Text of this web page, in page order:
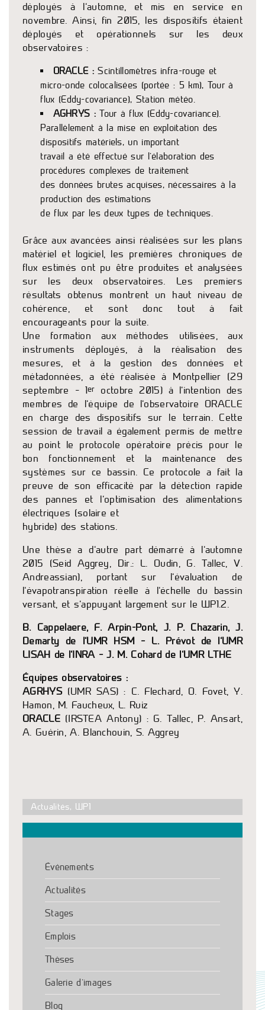
déployés à l’automne, et mis en service en
novembre. Ainsi, fin 2015, les dispositifs étaient
déployés et opérationnels sur les deux
observatoires :
ORACLE : Scintillomètres infra-rouge et
micro-onde colocalisées (portée : 5 km), Tour à
flux (Eddy-covariance), Station météo.
AGHRYS : Tour à flux (Eddy-covariance).
Parallèlement à la mise en exploitation des
dispositifs matériels, un important
travail a été effectué sur l’élaboration des
procédures complexes de traitement
des données brutes acquises, nécessaires à la
production des estimations
de flux par les deux types de techniques.
Grâce aux avancées ainsi réalisées sur les plans
matériel et logiciel, les premières chroniques de
flux estimés ont pu être produites et analysées
sur les deux observatoires. Les premiers
résultats obtenus montrent un haut niveau de
cohérence, et sont donc tout à fait
encourageants pour la suite.
Une formation aux méthodes utilisées, aux
instruments déployés, à la réalisation des
mesures, et à la gestion des données et
métadonnées, a été réalisée à Montpellier (29
septembre – 1er
octobre 2015) à l’intention des
membres de l’équipe de l’observatoire ORACLE
en charge des dispositifs sur le terrain. Cette
session de travail a également permis de mettre
au point le protocole opératoire précis pour le
bon fonctionnement et la maintenance des
systèmes sur ce bassin. Ce protocole a fait la
preuve de son efficacité par la détection rapide
des pannes et l’optimisation des alimentations
électriques (solaire et
hybride) des stations.
Une thèse a d’autre part démarré à l’automne
2015 (Seid Aggrey, Dir.: L. Oudin, G. Tallec, V.
Andreassian), portant sur l’évaluation de
l’évapotranspiration réelle à l’échelle du bassin
versant, et s’appuyant largement sur le WP1.2.
B. Cappelaere, F. Arpin-Pont, J. P. Chazarin, J.
Demarty de l’UMR HSM – L. Prévot de l’UMR
LISAH de l’INRA – J. M. Cohard de l’UMR LTHE
Équipes observatoires :
AGRHYS(UMR SAS) : C. Flechard, O. Fovet, Y.
Hamon, M. Faucheux, L. Ruiz
ORACLE(IRSTEA Antony) : G. Tallec, P. Ansart,
A. Guérin, A. Blanchouin, S. Aggrey
Actualités, WP1
Événements
Actualités
Stages
Emplois
Thèses
Galerie d’images
Blog